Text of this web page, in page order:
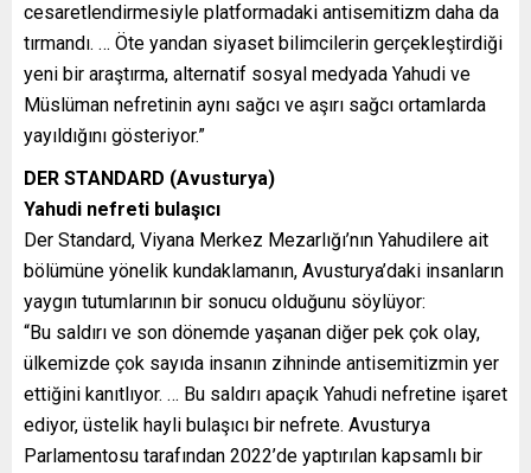
cesaretlendirmesiyle platformadaki antisemitizm daha da
tırmandı. … Öte yandan siyaset bilimcilerin gerçekleştirdiği
yeni bir araştırma, alternatif sosyal medyada Yahudi ve
Müslüman nefretinin aynı sağcı ve aşırı sağcı ortamlarda
yayıldığını gösteriyor.”
DER STANDARD (Avusturya)
Yahudi nefreti bulaşıcı
Der Standard, Viyana Merkez Mezarlığı’nın Yahudilere ait
bölümüne yönelik kundaklamanın, Avusturya’daki insanların
yaygın tutumlarının bir sonucu olduğunu söylüyor:
“Bu saldırı ve son dönemde yaşanan diğer pek çok olay,
ülkemizde çok sayıda insanın zihninde antisemitizmin yer
ettiğini kanıtlıyor. … Bu saldırı apaçık Yahudi nefretine işaret
ediyor, üstelik hayli bulaşıcı bir nefrete. Avusturya
Parlamentosu tarafından 2022’de yaptırılan kapsamlı bir